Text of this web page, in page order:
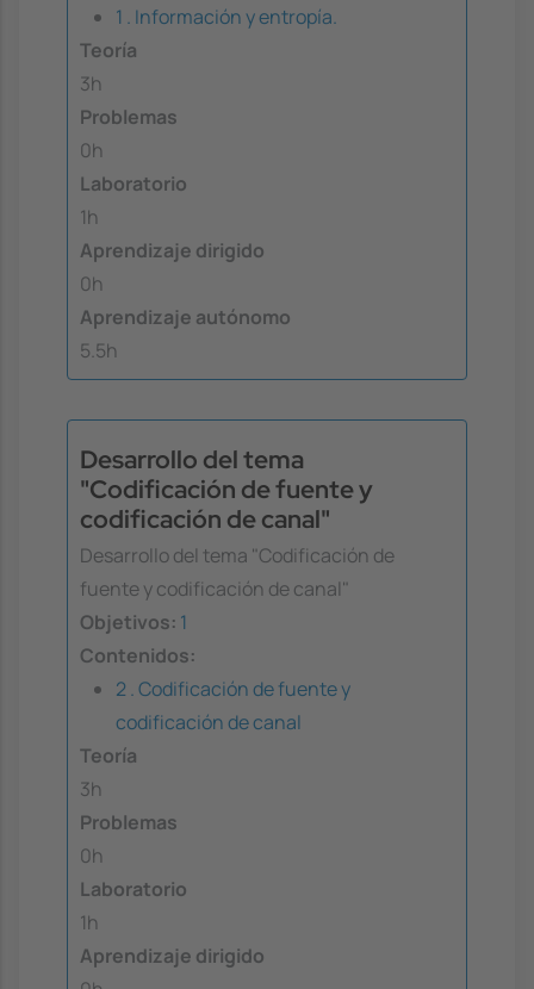
1 . Información y entropía.
Teoría
3h
Problemas
0h
Laboratorio
1h
Aprendizaje dirigido
0h
Aprendizaje autónomo
5.5h
Desarrollo del tema
"Codificación de fuente y
codificación de canal"
Desarrollo del tema "Codificación de
fuente y codificación de canal"
Objetivos: 1
Contenidos:
2 . Codificación de fuente y
codificación de canal
Teoría
3h
Problemas
0h
Laboratorio
1h
Aprendizaje dirigido